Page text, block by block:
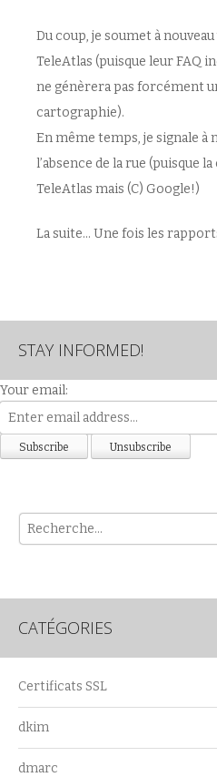
Du coup, je soumet à
TeleAtlas (puisque leur FAQ
ne génèrera pas forcément
cartographie).
En même temps, je signale à
l’absence de la rue (puisque
TeleAtlas mais (C) Google!)
La suite… Une fois les
STAY INFORMED!
Your email:
Rech
CATÉGORIES
Certificats SSL
dkim
dmarc